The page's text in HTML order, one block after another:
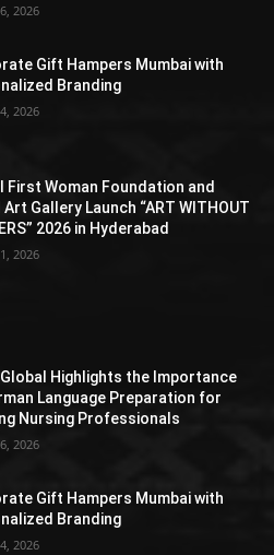
2026
Gift Hampers Mumbai with
Branding
2026
First Woman Foundation and
Gallery Launch “ART WITHOUT
2026 in Hyderabad
2026
Global Highlights the Importance
Language Preparation for
Nursing Professionals
2026
Gift Hampers Mumbai with
Branding
2026